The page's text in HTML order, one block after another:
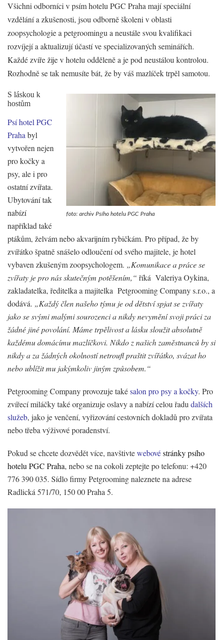
Všichni odborníci v psím hotelu PGC Praha mají speciální
vzdělání a zkušenosti, jsou odborně školeni v oblasti
zoopsychologie a petgroomingu a neustále svou kvalifikaci
rozvíjejí a aktualizují účastí ve specializovaných seminářích.
Každé zvíře žije v hotelu odděleně a je pod neustálou kontrolou.
Rozhodně se tak nemusíte bát, že by váš mazlíček trpěl samotou.
foto: archiv Psího hotelu PGC Praha
S láskou k
hostům
Psí hotel PGC
Praha byl
vytvořen nejen
pro kočky a
psy, ale i pro
ostatní zvířata.
Ubytování tak
nabízí
například také
ptákům, želvám nebo akvarijním rybičkám. Pro případ, že by
zvířátko špatně snášelo odloučení od svého majitele, je hotel
vybaven zkušeným zoopsychologem. „Komunikace a práce se
zvířaty je pro nás skutečným potěšením,“ říká Valeriya Oykina,
zakladatelka, ředitelka a majitelka Petgrooming Company s.r.o., a
dodává. „Každý člen našeho týmu je od dětství spjat se zvířaty
jako se svými malými sourozenci a nikdy nevymění svoji práci za
žádné jiné povolání. Máme trpělivost a lásku sloužit absolutně
každému domácímu mazlíčkovi. Nikdo z našich zaměstnanců by si
nikdy a za žádných okolností netroufl praštit zvířátko, svázat ho
nebo ublížit mu jakýmkoliv jiným způsobem.“
Petgrooming Company provozuje takésalon pro psy a kočky. Pro
zvířecí miláčky také organizuje oslavy a nabízí celou řadu dalších
služeb, jako je venčení, vyřizování cestovních dokladů pro zvířata
nebo třeba výživové poradenství.
Pokud se chcete dozvědět více, navštivtewebovéstránky psího
hotelu PGC Praha, nebo se na cokoli zeptejte po telefonu: +420
776 390 035. Sídlo firmy Petgrooming naleznete na adrese
Radlická 571/70, 150 00 Praha 5.